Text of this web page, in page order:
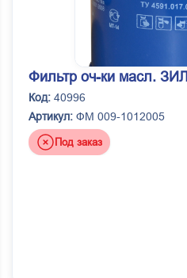
Фильтр оч-ки масл. ЗИЛ
Код: 40996
Артикул: ФМ 009-1012005
Под заказ